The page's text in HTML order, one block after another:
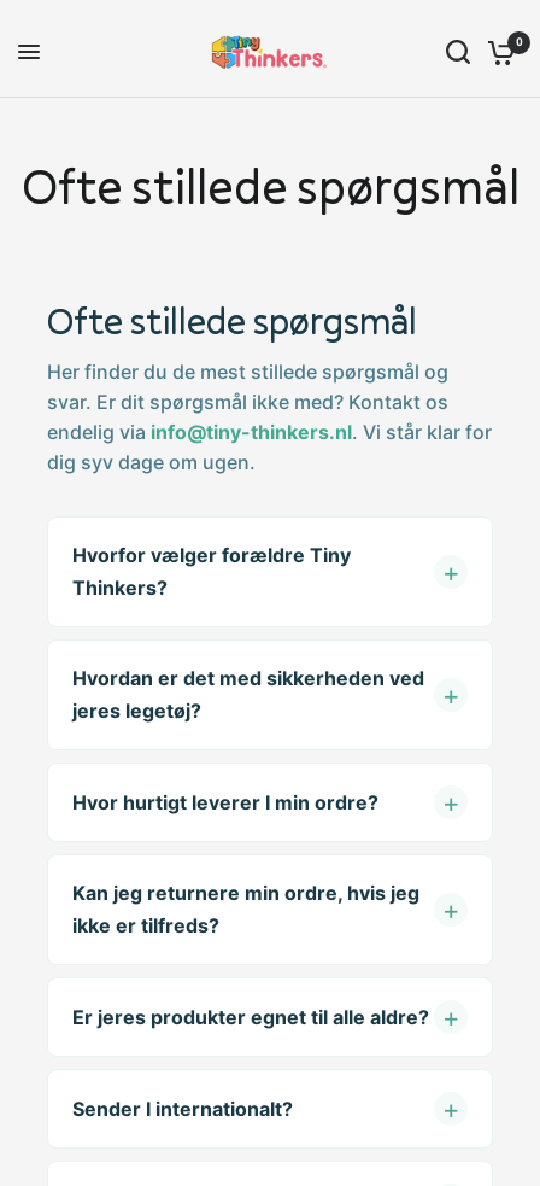
0
Ofte stillede spørgsmål
Ofte stillede spørgsmål
Her finder du de mest stillede spørgsmål og
svar. Er dit spørgsmål ikke med? Kontakt os
endelig via info@tiny-thinkers.nl. Vi står klar for
dig syv dage om ugen.
Hvorfor vælger forældre Tiny
Thinkers?
Hvordan er det med sikkerheden ved
jeres legetøj?
Hvor hurtigt leverer I min ordre?
Kan jeg returnere min ordre, hvis jeg
ikke er tilfreds?
Er jeres produkter egnet til alle aldre?
Sender I internationalt?